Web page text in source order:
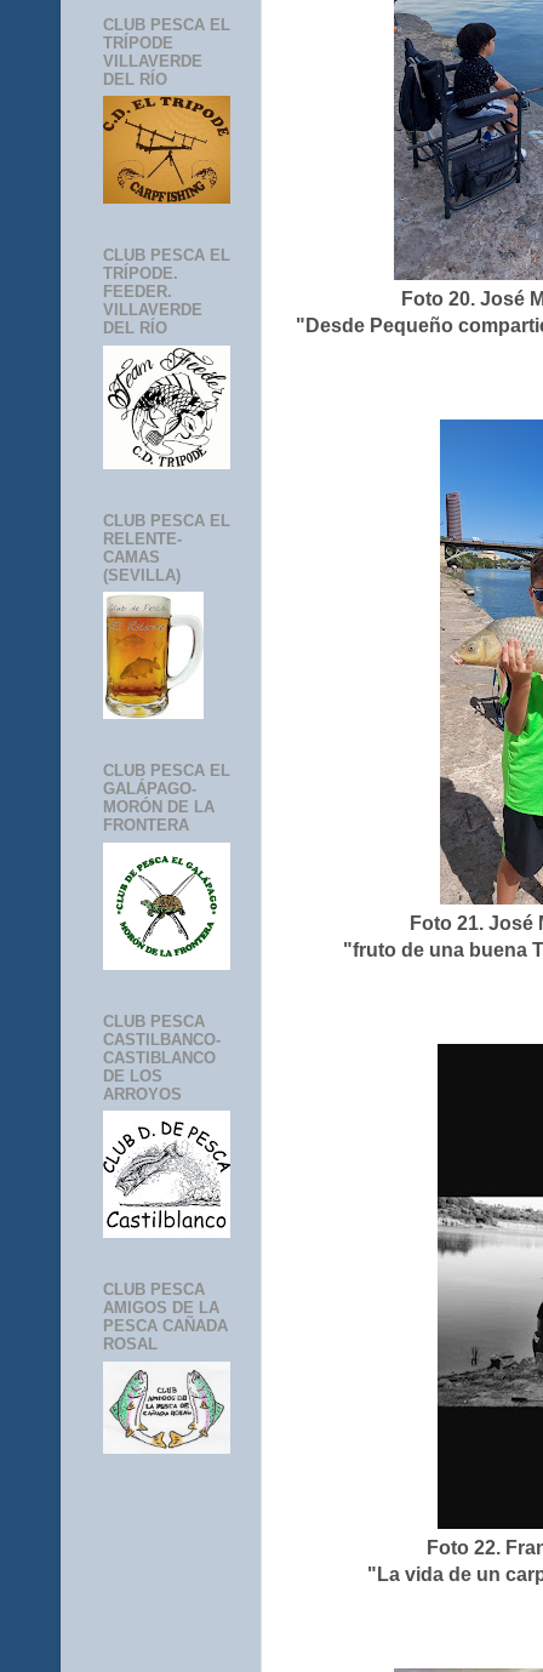
Foto 20. José
"Desde Pequeño
Foto 21. José
"fruto de una buena
Foto 22.
"La vida de un
CLUB PESCA EL
TRÍPODE
VILLAVERDE
DEL RÍO
CLUB PESCA EL
TRÍPODE.
FEEDER.
VILLAVERDE
DEL RÍO
CLUB PESCA EL
RELENTE-
CAMAS
(SEVILLA)
CLUB PESCA EL
GALÁPAGO-
MORÓN DE LA
FRONTERA
CLUB PESCA
CASTILBANCO-
CASTIBLANCO
DE LOS
ARROYOS
CLUB PESCA
AMIGOS DE LA
PESCA CAÑADA
ROSAL